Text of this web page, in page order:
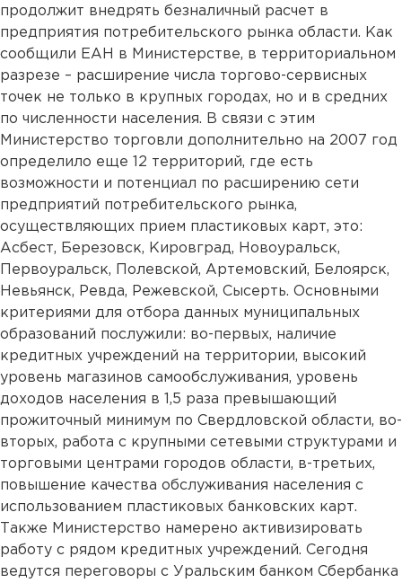
продолжит внедрять безналичный расчет в
предприятия потребительского рынка области. Как
сообщили ЕАН в Министерстве, в территориальном
разрезе – расширение числа торгово-сервисных
точек не только в крупных городах, но и в средних
по численности населения. В связи с этим
Министерство торговли дополнительно на 2007 год
определило еще 12 территорий, где есть
возможности и потенциал по расширению сети
предприятий потребительского рынка,
осуществляющих прием пластиковых карт, это:
Асбест, Березовск, Кировград, Новоуральск,
Первоуральск, Полевской, Артемовский, Белоярск,
Невьянск, Ревда, Режевской, Сысерть. Основными
критериями для отбора данных муниципальных
образований послужили: во-первых, наличие
кредитных учреждений на территории, высокий
уровень магазинов самообслуживания, уровень
доходов населения в 1,5 раза превышающий
прожиточный минимум по Свердловской области, во-
вторых, работа с крупными сетевыми структурами и
торговыми центрами городов области, в-третьих,
повышение качества обслуживания населения с
использованием пластиковых банковских карт.
Также Министерство намерено активизировать
работу с рядом кредитных учреждений. Сегодня
ведутся переговоры с Уральским банком Сбербанка